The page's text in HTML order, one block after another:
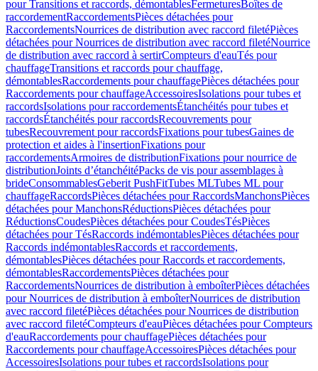
pour Transitions et raccords, démontablesFermeturesBoîtes de
raccordementRaccordementsPièces détachées pour
RaccordementsNourrices de distribution avec raccord filetéPièces
détachées pour Nourrices de distribution avec raccord filetéNourrice
de distribution avec raccord à sertirCompteurs d'eauTés pour
chauffageTransitions et raccords pour chauffage,
démontablesRaccordements pour chauffagePièces détachées pour
Raccordements pour chauffageAccessoiresIsolations pour tubes et
raccordsIsolations pour raccordementsÉtanchéités pour tubes et
raccordsÉtanchéités pour raccordsRecouvrements pour
tubesRecouvrement pour raccordsFixations pour tubesGaines de
protection et aides à l'insertionFixations pour
raccordementsArmoires de distributionFixations pour nourrice de
distributionJoints d’étanchéitéPacks de vis pour assemblages à
brideConsommablesGeberit PushFitTubes MLTubes ML pour
chauffageRaccordsPièces détachées pour RaccordsManchonsPièces
détachées pour ManchonsRéductionsPièces détachées pour
RéductionsCoudesPièces détachées pour CoudesTésPièces
détachées pour TésRaccords indémontablesPièces détachées pour
Raccords indémontablesRaccords et raccordements,
démontablesPièces détachées pour Raccords et raccordements,
démontablesRaccordementsPièces détachées pour
RaccordementsNourrices de distribution à emboîterPièces détachées
pour Nourrices de distribution à emboîterNourrices de distribution
avec raccord filetéPièces détachées pour Nourrices de distribution
avec raccord filetéCompteurs d'eauPièces détachées pour Compteurs
d'eauRaccordements pour chauffagePièces détachées pour
Raccordements pour chauffageAccessoiresPièces détachées pour
AccessoiresIsolations pour tubes et raccordsIsolations pour